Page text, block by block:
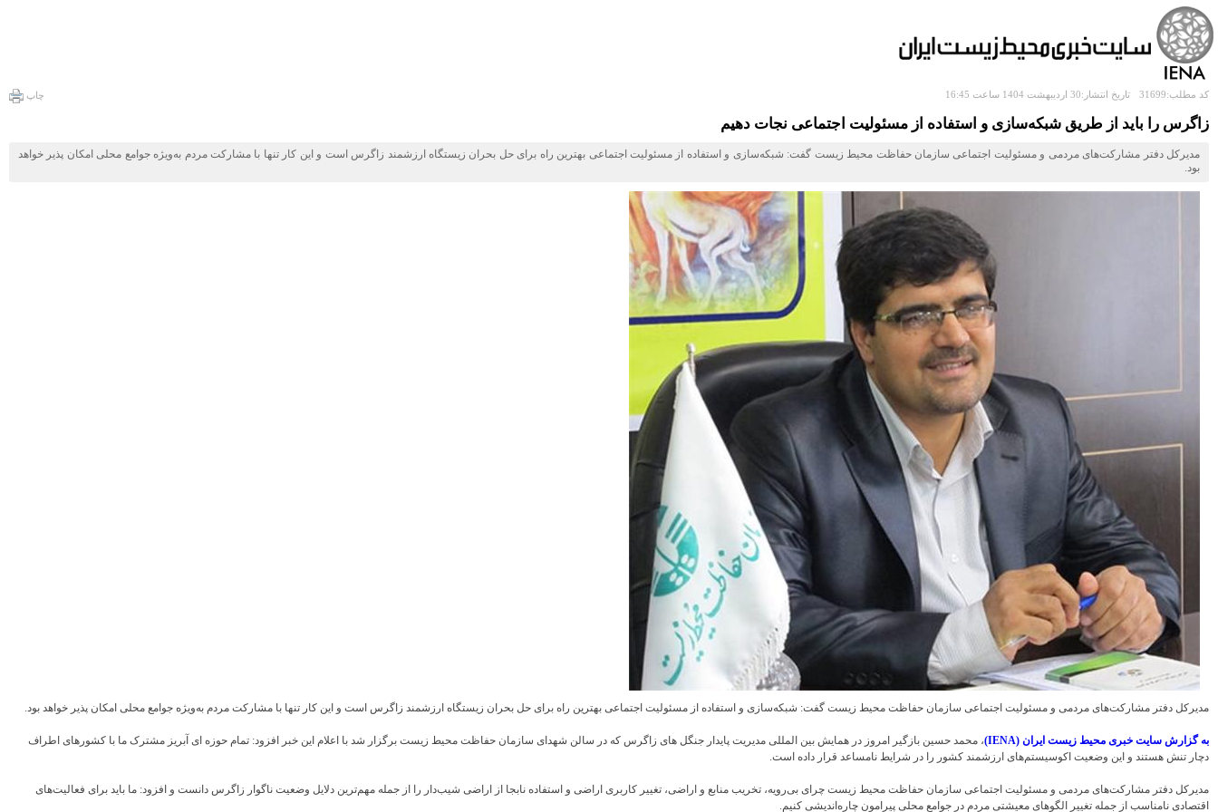
کد مطلب:31699 تاریخ انتشار:30 اردیبهشت 1404 ساعت 16:45 چاپ
زاگرس را باید از طریق شبکه‌سازی و استفاده از مسئولیت اجتماعی نجات دهیم
مدیرکل دفتر مشارکت‌های مردمی و مسئولیت اجتماعی سازمان حفاظت محیط‌ زیست گفت: شبکه‌سازی و استفاده از مسئولیت اجتماعی بهترین راه برای حل بحران زیستگاه ارزشمند زاگرس است و این کار تنها با مشارکت مردم به‌ویژه جوامع محلی امکان پذیر خواهد
بود.
مدیرکل دفتر مشارکت‌های مردمی و مسئولیت اجتماعی سازمان حفاظت محیط‌ زیست گفت: شبکه‌سازی و استفاده از مسئولیت اجتماعی بهترین راه برای حل بحران زیستگاه ارزشمند زاگرس است و این کار تنها با مشارکت مردم به‌ویژه جوامع محلی امکان پذیر خواهد بود.
به گزارش سایت خبری محیط زیست ایران (IENA)
، محمد حسین بازگیر امروز در همایش بین المللی مدیریت پایدار جنگل های زاگرس که در سالن شهدای سازمان حفاظت محیط زیست برگزار شد با اعلام این خبر افزود: تمام حوزه ‌ای آبریز مشترک ما با کشورهای اطراف
دچار تنش هستند و این وضعیت اکوسیستم‌های ارزشمند کشور را در شرایط نامساعد قرار داده است.
مدیرکل دفتر مشارکت‌های مردمی و مسئولیت اجتماعی سازمان حفاظت محیط‌ زیست چرای بی‌رویه، تخریب منابع و اراضی، تغییر کاربری اراضی و استفاده نابجا از اراضی شیب‌دار را از جمله مهم‌ترین دلایل وضعیت ناگوار زاگرس دانست و افزود: ما باید برای فعالیت‌های
اقتصادی نامناسب از جمله تغییر الگوهای معیشتی مردم در جوامع محلی پیرامون چاره‌اندیشی کنیم.